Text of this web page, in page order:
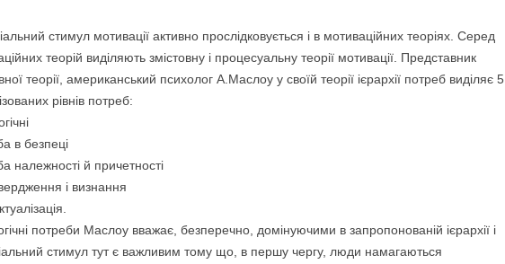
стимул мотивації активно прослідковується і в мотиваційних теоріях. Серед
теорій виділяють змістовну і процесуальну теорії мотивації. Представник
теорії, американський психолог А.Маслоу у своїй теорії ієрархії потреб виділяє 5
рівнів потреб:
в безпеці
належності й причетності
і визнання
потреби Маслоу вважає, безперечно, домінуючими в запропонованій ієрархії і
стимул тут є важливим тому що, в першу чергу, люди намагаються